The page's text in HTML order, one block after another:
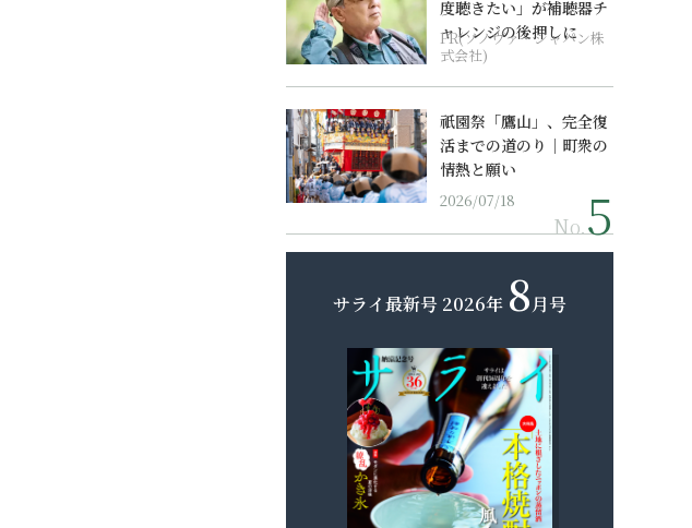
度聴きたい」が補聴器チ
ャレンジの後押しに
PR(ソノヴァ・ジャパン株
式会社)
祇園祭「鷹山」、完全復
活までの道のり｜町衆の
情熱と願い
2026/07/18
No.
サライ最新号 2026年 8月号